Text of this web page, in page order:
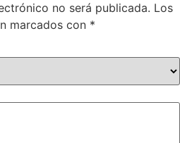
no será publicada. Los
marcados con *